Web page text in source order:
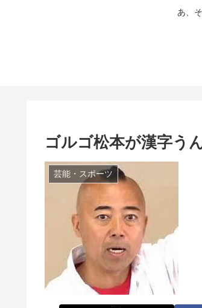
あ、
ゴルゴ松本が漢字う
芸能・スポーツ